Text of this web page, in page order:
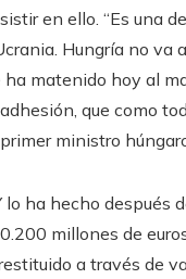
en ello. “Es una
Hungría no
ha matenido hoy al
que como
ministro
ha hecho
millones de
a través de